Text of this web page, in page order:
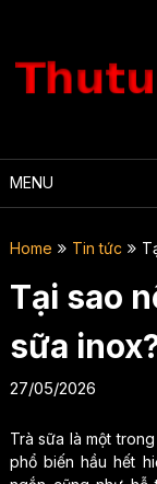
content
MENU
Home Tin tức
Tại sao
sữa
27/05/2026
Trà sữa là một
phổ biến hầu hết